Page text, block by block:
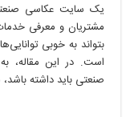
یک سایت عکاسی
مشتریان و معرفی
بتواند به خوبی
است. در این مقاله،
صنعتی باید داشته باشد،